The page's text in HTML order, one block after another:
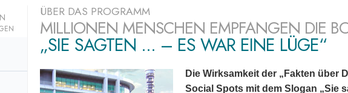
ÜBER DAS PROGRAMM
MILLIONEN MENSCHEN EMPFANGEN DIE
„SIE SAGTEN ... – ES WAR EINE LÜGE“
Die Wirksamkeit der „Fakten über
Social Spots mit dem Slogan „Sie